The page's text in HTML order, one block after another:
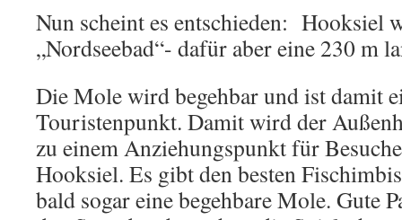
Nun scheint es entschieden: Hooksiel
„Nordseebad“- dafür aber eine 230 m
Die Mole wird begehbar und ist damit
Touristenpunkt. Damit wird der
zu einem Anziehungspunkt für
Hooksiel. Es gibt den besten
bald sogar eine begehbare Mole. Gute